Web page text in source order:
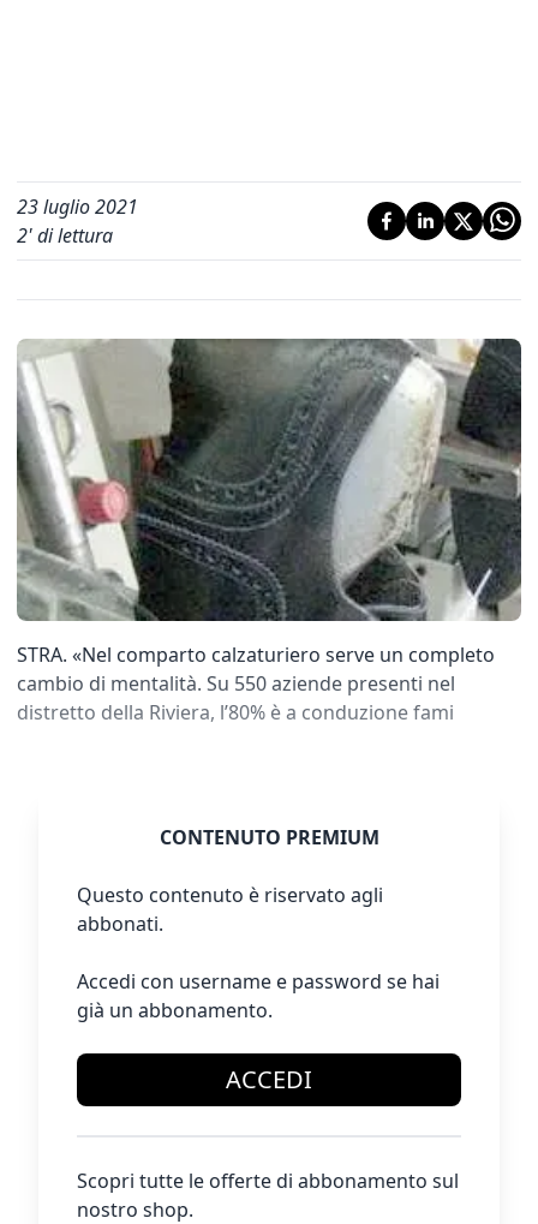
23 luglio 2021
2' di lettura
STRA. «Nel comparto calzaturiero serve un completo
cambio di mentalità. Su 550 aziende presenti nel
distretto della Riviera, l’80% è a conduzione fami
CONTENUTO PREMIUM
Questo contenuto è riservato agli
abbonati.
Accedi con username e password se hai
già un abbonamento.
ACCEDI
Scopri tutte le offerte di abbonamento sul
nostro shop.